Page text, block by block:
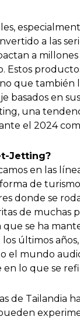
a las
a
Estos
que también
basados en
una
el 2024
Jetting?
en las
de
donde se
de muchas
se ha
últimos
el mundo
lo que se
de Tailandia